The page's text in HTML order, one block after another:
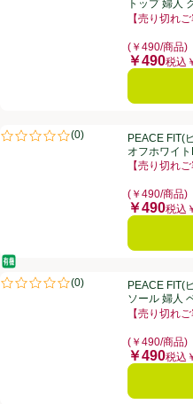
トップ 婦人
【売り切れ
(￥490/商品)
価格
￥490税込
PEACE FIT(ピースフィット)
(0)
評価は0件のレビューで5点中0.0
PEACE FIT(
オフホワイ
【売り切れ
(￥490/商品)
価格
￥490税込
PEACE FIT(ピースフィット
オーガニック/有機
(0)
評価は0件のレビューで5点中0.0点
PEACE FIT(
ソール 婦人
【売り切れ
(￥490/商品)
価格
￥490税込